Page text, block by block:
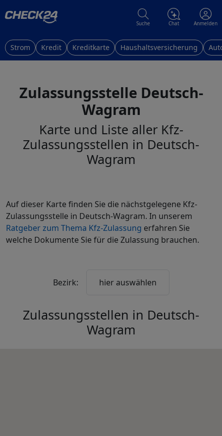
Suche Chat Anmelden
Strom Kredit Kreditkarte Haushaltsversicherung
Zulassungsstelle Deutsch-
Wagram
Karte und Liste aller Kfz-
Zulassungsstellen in Deutsch-
Wagram
Auf dieser Karte finden Sie die nächstgelegene Kfz-
Zulassungsstelle in Deutsch-Wagram. In unserem
Ratgeber zum Thema Kfz-Zulassung erfahren Sie
welche Dokumente Sie für die Zulassung brauchen.
Bezirk: hier auswählen
Zulassungsstellen in Deutsch-
Wagram